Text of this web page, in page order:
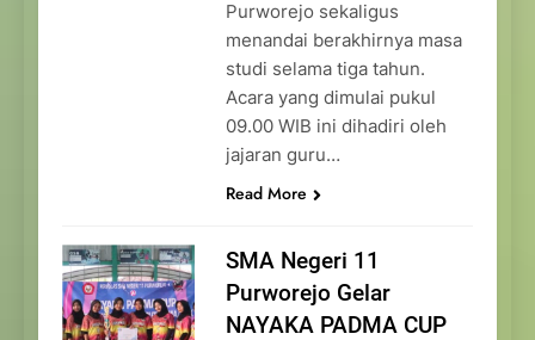
Purworejo sekaligus
menandai berakhirnya masa
studi selama tiga tahun.
Acara yang dimulai pukul
09.00 WIB ini dihadiri oleh
jajaran guru…
Read More
SMA Negeri 11
Purworejo Gelar
NAYAKA PADMA CUP